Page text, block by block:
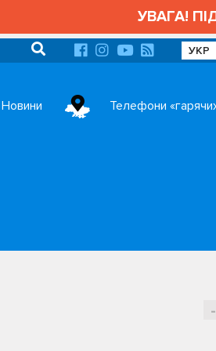
УВАГА!
УКР
Новини Телефони «гарячих
-